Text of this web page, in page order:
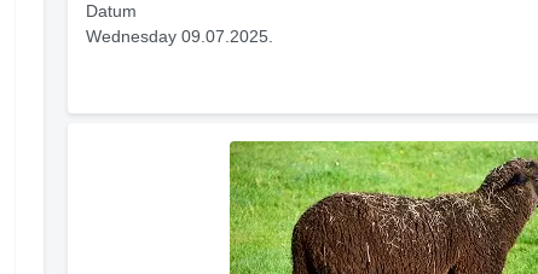
Datum
Wednesday 09.07.2025.